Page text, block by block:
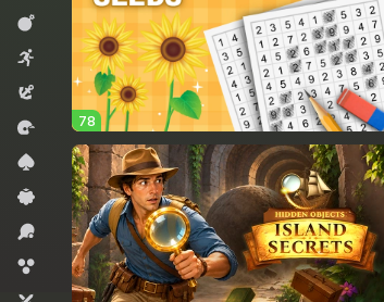
Acción
Arcade
Aventura
Carreras
Cartas
Casual
Deportes
Disparadores de burbujas
78